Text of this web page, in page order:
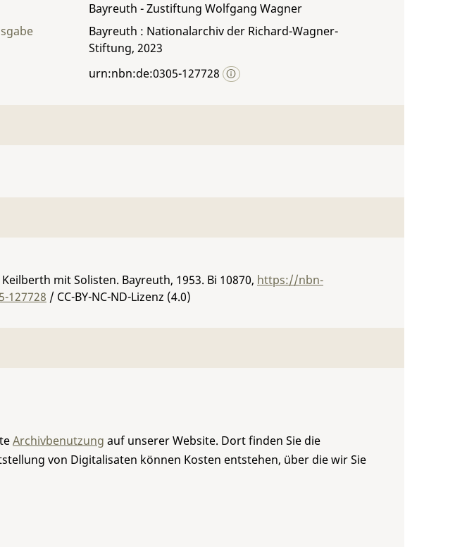
Bayreuth - Zustiftung Wolfgang Wagner
Bayreuth : Nationalarchiv der Richard-Wagner-
Stiftung, 2023
urn:nbn:de:0305-127728
mit Solisten. Bayreuth, 1953. Bi 10870, https://nbn-
127728 / CC-BY-NC-ND-Lizenz (4.0)
Archivbenutzung auf unserer Website. Dort finden Sie die
von Digitalisaten können Kosten entstehen, über die wir Sie